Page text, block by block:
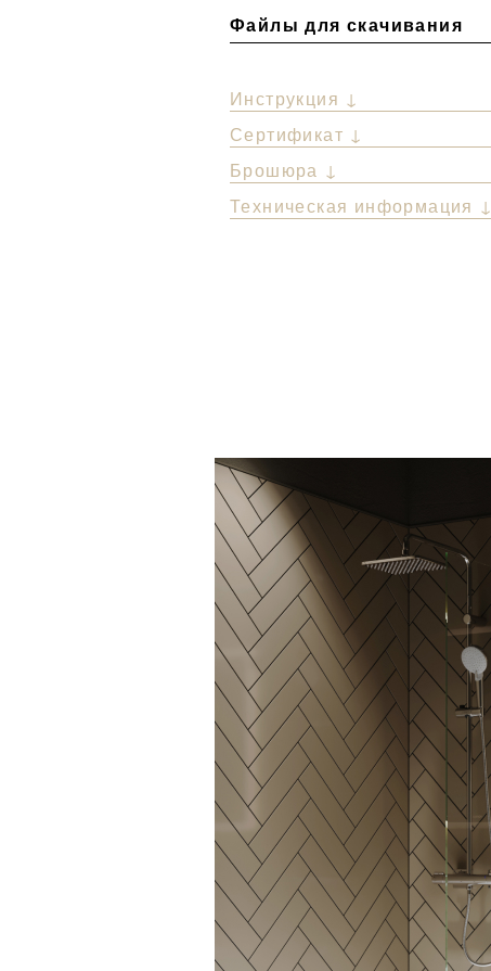
Файлы для скачивания
Инструкция ↓
Сертификат ↓
Брошюра ↓
Техническая информация ↓